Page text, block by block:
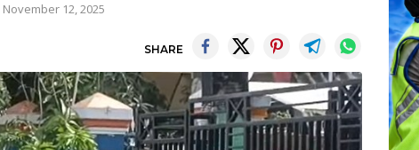
November 12, 2025
SHARE